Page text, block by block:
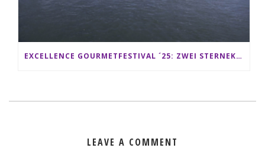
EXCELLENCE GOURMETFESTIVAL ´25: ZWEI STERNEKÖCHE ANTONIO GUIDA & DARIO MORESCO VERWÖHNEN IHRE GÄSTE AUF EINER LUXERIÖSEN SCHIFFSREISE
LEAVE A COMMENT